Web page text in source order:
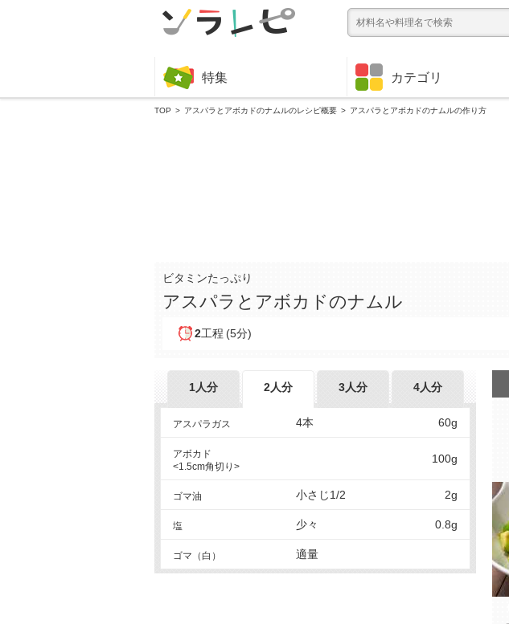
特集 カテゴリ
TOP アスパラとアボカドのナムルのレシピ概要 アスパラとアボカドのナムルの作り方
ビタミンたっぷり
アスパラとアボカドのナムル
2工程 (5分)
1人分 2人分 3人分 4人分
アスパラガス 4本 60g
アボカド
<1.5cm角切り>
100g
ゴマ油 小さじ1/2 2g
塩 少々 0.8g
ゴマ（白） 適量